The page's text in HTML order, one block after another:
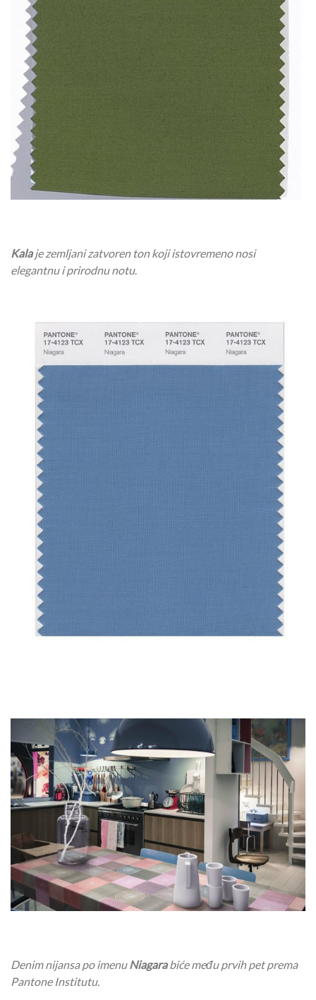
Kalaje zemljani zatvoren ton koji istovremeno nosi
elegantnu i prirodnu notu.
Denim nijansa po imenuNiagarabiće među prvih pet prema
Pantone Institutu.